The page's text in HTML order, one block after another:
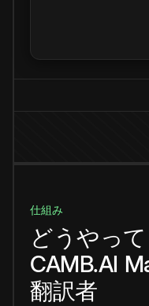
仕組み
どうやって
CAMB.AI
翻訳者